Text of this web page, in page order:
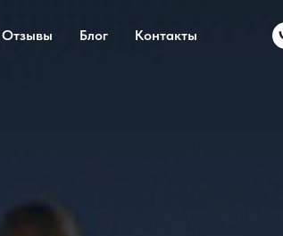
Отзывы Блог Контакты